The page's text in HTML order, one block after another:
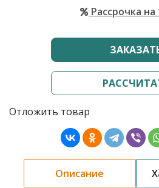
Рассрочка на
Отложить товар
Описание